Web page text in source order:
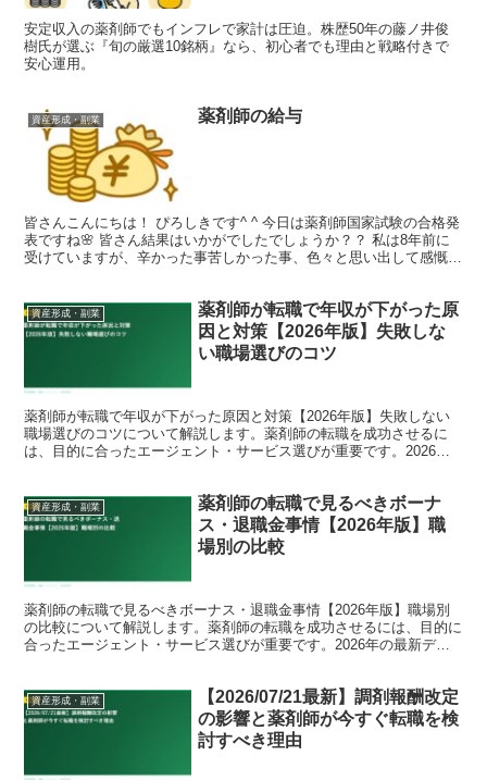
安定収入の薬剤師でもインフレで家計は圧迫。株歴50年の藤ノ井俊
樹氏が選ぶ『旬の厳選10銘柄』なら、初心者でも理由と戦略付きで
安心運用。
資産形成・副業 薬剤師の給与
皆さんこんにちは！ ぴろしきです^ ^ 今日は薬剤師国家試験の合格発
表ですね🌸 皆さん結果はいかがでしたでしょうか？？ 私は8年前に
受けていますが、辛かった事苦しかった事、色々と思い出して感慨深
資産形成・副業
薬剤師が転職で年収が下がった原
因と対策【2026年版】失敗しな
い職場選びのコツ
薬剤師が転職で年収が下がった原因と対策【2026年版】失敗しない
職場選びのコツについて解説します。薬剤師の転職を成功させるに
は、目的に合ったエージェント・サービス選びが重要です。2026年
資産形成・副業
薬剤師の転職で見るべきボーナ
ス・退職金事情【2026年版】職
場別の比較
薬剤師の転職で見るべきボーナス・退職金事情【2026年版】職場別
の比較について解説します。薬剤師の転職を成功させるには、目的に
合ったエージェント・サービス選びが重要です。2026年の最新デー
資産形成・副業
【2026/07/21最新】調剤報酬改定
の影響と薬剤師が今すぐ転職を検
討すべき理由